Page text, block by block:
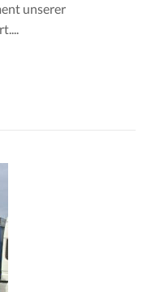
unserer